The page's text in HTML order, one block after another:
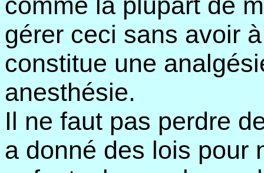
gérer ceci sans avoir
constitue une
anesthésie.
Il ne faut pas perdre
a donné des lois pour